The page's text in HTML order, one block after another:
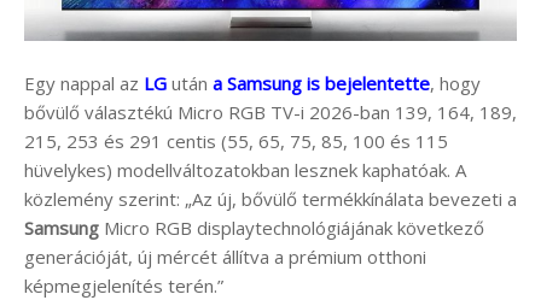
Egy nappal az LG után a Samsung is bejelentette, hogy
bővülő választékú Micro RGB TV-i 2026-ban 139, 164, 189,
215, 253 és 291 centis (55, 65, 75, 85, 100 és 115
hüvelykes) modellváltozatokban lesznek kaphatóak. A
közlemény szerint: „Az új, bővülő termékkínálata bevezeti a
Samsung Micro RGB displaytechnológiájának következő
generációját, új mércét állítva a prémium otthoni
képmegjelenítés terén.”